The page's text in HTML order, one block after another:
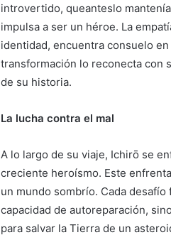
introvertido, queanteslo
impulsa a ser un héroe. La
identidad, encuentra consuelo
transformación lo reconecta con
de su historia.
La lucha contra el mal
A lo largo de su viaje, Ichirō se
creciente heroísmo. Este
un mundo sombrío. Cada
capacidad de autoreparación,
para salvar la Tierra de un